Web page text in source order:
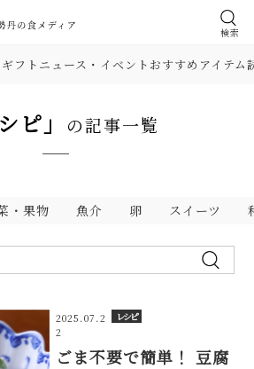
検索
フト ニュース・イベントおすすめアイテム
ピ」 の記事一覧
・果物 魚介 卵 スイーツ
2025.07.2
2
レシピ
ごま不要で簡単！ 豆腐